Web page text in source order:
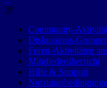
@
Community-Aktivität
Diskussions-
Foren-Aktivitäten
Mitgliederübersicht
Hilfe & Support